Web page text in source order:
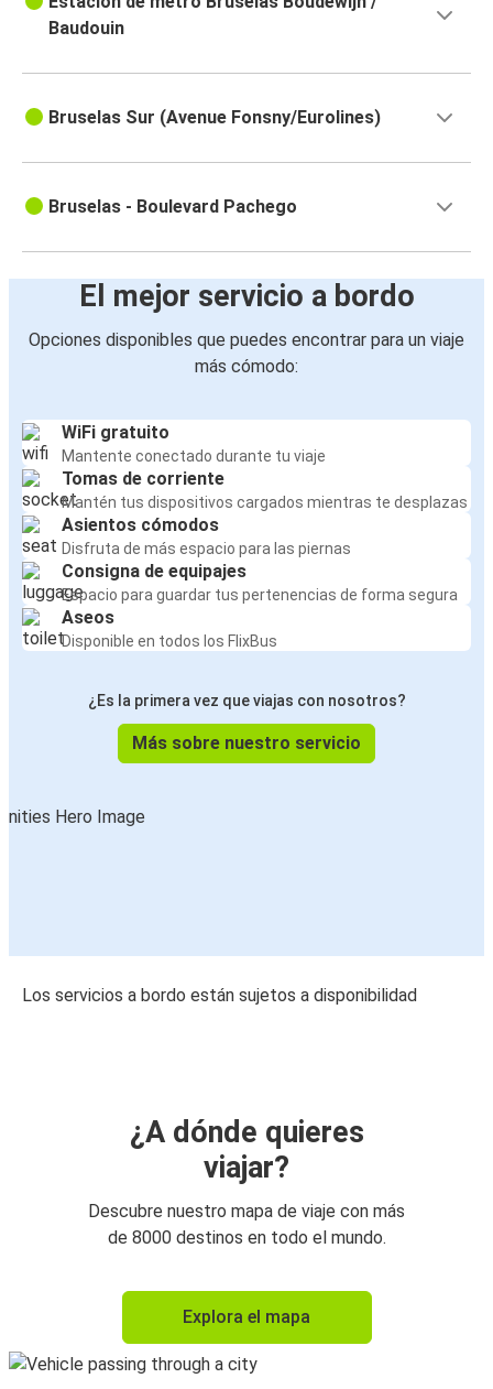
Baudouin
Bruselas Sur (Avenue Fonsny/Eurolines)
Bruselas - Boulevard Pachego
El mejor servicio a bordo
Opciones disponibles que puedes encontrar para un viaje
más cómodo:
WiFi gratuito
Mantente conectado durante tu viaje
Tomas de corriente
Mantén tus dispositivos cargados mientras te desplazas
Asientos cómodos
Disfruta de más espacio para las piernas
Consigna de equipajes
Espacio para guardar tus pertenencias de forma segura
Aseos
Disponible en todos los FlixBus
¿Es la primera vez que viajas con nosotros?
Más sobre nuestro servicio
Los servicios a bordo están sujetos a disponibilidad
¿A dónde quieres
viajar?
Descubre nuestro mapa de viaje con más
de 8000 destinos en todo el mundo.
Explora el mapa